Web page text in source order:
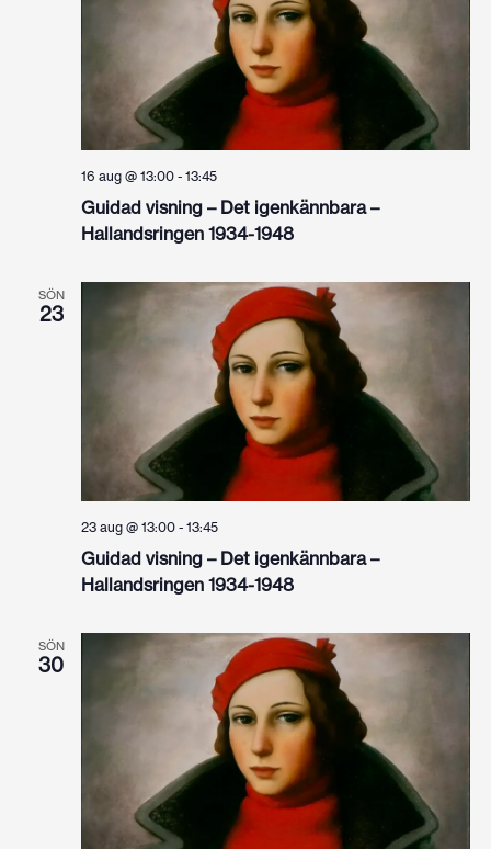
Guidad visning – Det igenkännbara –
Hallandsringen 1934-1948
16 aug @ 13:00- 13:45
SÖN
23
Guidad visning – Det igenkännbara –
Hallandsringen 1934-1948
23 aug @ 13:00- 13:45
SÖN
30